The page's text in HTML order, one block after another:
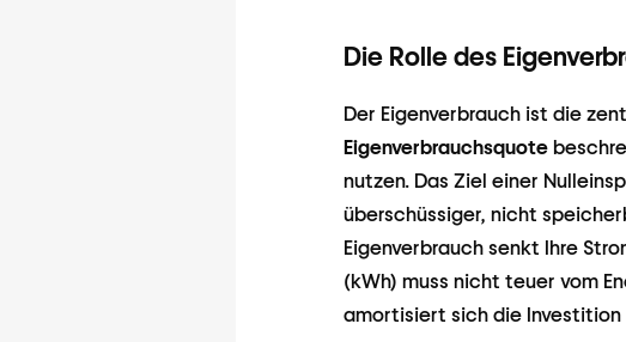
Die Rolle des
Der Eigenverbrauch ist die
Eigenverbrauchsquote
nutzen. Das Ziel einer
überschüssiger, nicht
Eigenverbrauch senkt Ihre
(kWh) muss nicht teuer vom
amortisiert sich die Investition